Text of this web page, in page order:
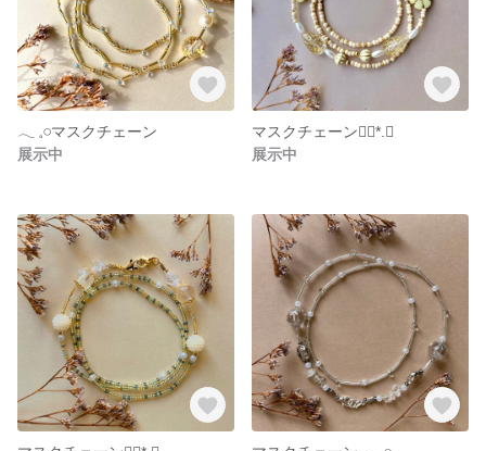
‎𓂃 𓈒𓏸マスクチェーン
展示中
マスクチェーン❁⃘*.ﾟ
展示中